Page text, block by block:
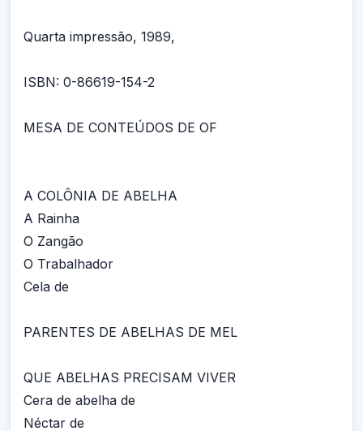
Quarta impressão, 1989,
ISBN: 0-86619-154-2
MESA DE CONTEÚDOS DE OF
A COLÔNIA DE ABELHA
A Rainha
O Zangão
O Trabalhador
Cela de
PARENTES DE ABELHAS DE MEL
QUE ABELHAS PRECISAM VIVER
Cera de abelha de
Néctar de